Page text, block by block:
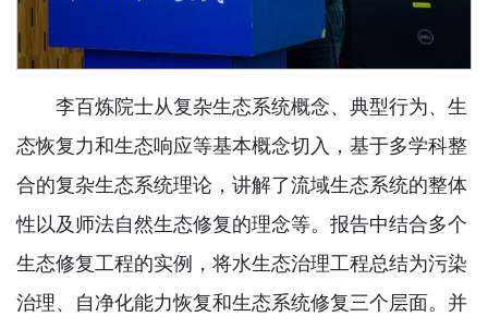
李百炼院士从复杂生态系统概念、典型行为、生
态恢复力和生态响应等基本概念切入，基于多学科整
合的复杂生态系统理论，讲解了流域生态系统的整体
性以及师法自然生态修复的理念等。报告中结合多个
生态修复工程的实例，将水生态治理工程总结为污染
治理、自净化能力恢复和生态系统修复三个层面。并